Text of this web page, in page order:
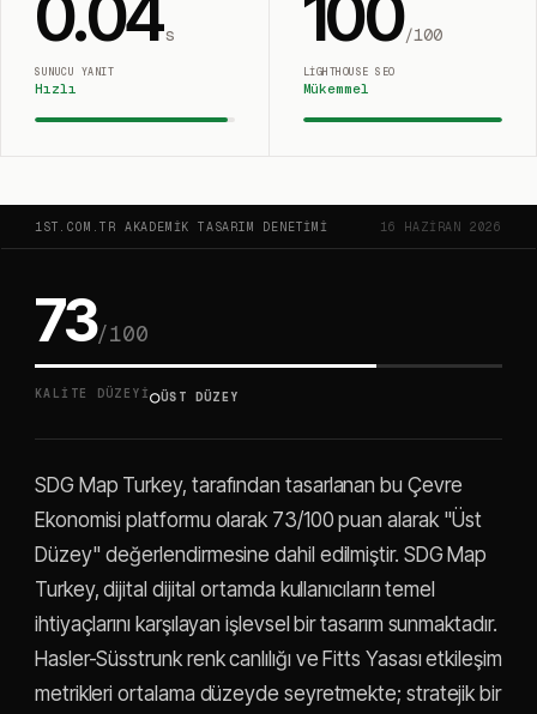
0.04s
SUNUCU YANIT
Hızlı
100/100
LIGHTHOUSE SEO
Mükemmel
1ST.COM.TR AKADEMIK TASARIM DENETIMI 16 HAZIRAN 2026
73/100
KALITE DÜZEYI○ÜST DÜZEY
SDG Map Turkey, tarafından tasarlanan bu Çevre
Ekonomisi platformu olarak 73/100 puan alarak "Üst
Düzey" değerlendirmesine dahil edilmiştir. SDG Map
Turkey, dijital dijital ortamda kullanıcıların temel
ihtiyaçlarını karşılayan işlevsel bir tasarım sunmaktadır.
Hasler-Süsstrunk renk canlılığı ve Fitts Yasası etkileşim
metrikleri ortalama düzeyde seyretmekte; stratejik bir